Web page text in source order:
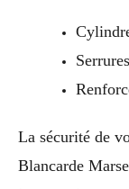
La sécurité de
Blancarde